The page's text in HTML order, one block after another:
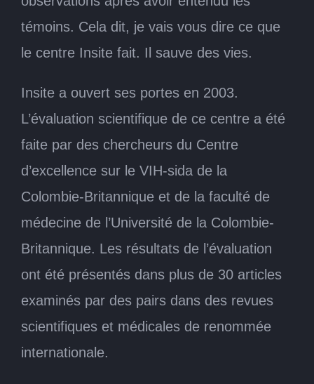
témoins. Cela dit, je vais vous dire ce que
le centre Insite fait. Il sauve des vies.
Insite a ouvert ses portes en 2003.
L’évaluation scientifique de ce centre a été
faite par des chercheurs du Centre
d’excellence sur le VIH-sida de la
Colombie-Britannique et de la faculté de
médecine de l’Université de la Colombie-
Britannique. Les résultats de l’évaluation
ont été présentés dans plus de 30 articles
examinés par des pairs dans des revues
scientifiques et médicales de renommée
internationale.